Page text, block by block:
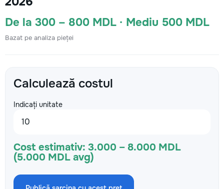
De la 300 – 800 MDL · Mediu 500 MDL
Bazat pe analiza pieței
Calculează costul
Indicați unitate
Cost estimativ: 3.000 – 8.000 MDL
(5.000 MDL avg)